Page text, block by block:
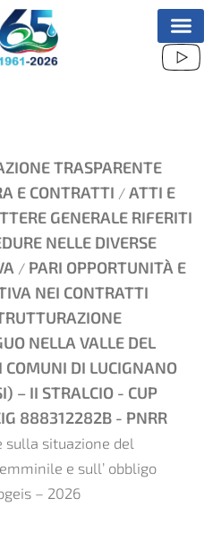
TRASPARENTE
E CONTRATTI / ATTI E
GENERALE RIFERITI
NELLE DIVERSE
/ PARI OPPORTUNITÀ E
NEI CONTRATTI
NELLA VALLE DEL
COMUNI DI LUCIGNANO
– II STRALCIO - CUP
888312282B - PNRR
sulla situazione del
e sull’ obbligo
– 2026